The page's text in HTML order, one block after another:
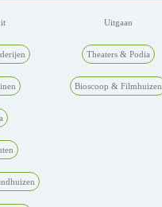
Uitgaan
Theaters & Podia
Bioscoop & Filmhuizen